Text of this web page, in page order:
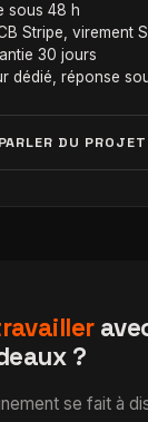
sous 48 h
Stripe, virement
30 jours
dédié, réponse
PARLER DU PROJET
?
se fait à